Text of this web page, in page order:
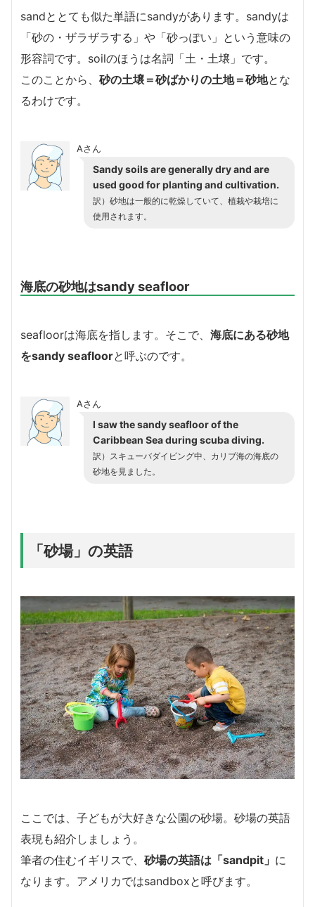
sandととても似た単語にsandyがあります。sandyは
「砂の・ザラザラする」や「砂っぽい」という意味の
形容詞です。soilのほうは名詞「土・土壌」です。
このことから、 砂の土壌＝砂ばかりの土地＝砂地とな
るわけです。
Aさん
Sandy soils are generally dry and are
used good for planting and cultivation.
訳）砂地は一般的に乾燥していて、植栽や栽培に
使用されます。
海底の砂地はsandy seafloor
seafloorは海底を指します。そこで、 海底にある砂地
をsandy seafloorと呼ぶのです。
Aさん
I saw the sandy seafloor of the
Caribbean Sea during scuba diving.
訳）スキューバダイビング中、カリブ海の海底の
砂地を見ました。
「砂場」の英語
ここでは、子どもが大好きな公園の砂場。砂場の英語
表現も紹介しましょう。
筆者の住むイギリスで、 砂場の英語は「sandpit」 に
なります。アメリカではsandboxと呼びます。